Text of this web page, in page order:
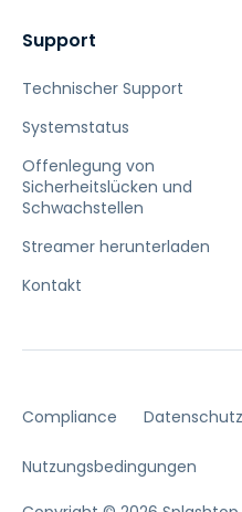
Support
Technischer Support
Systemstatus
Offenlegung von
Sicherheitslücken und
Schwachstellen
Streamer herunterladen
Kontakt
Compliance
Nutzungsbedingungen